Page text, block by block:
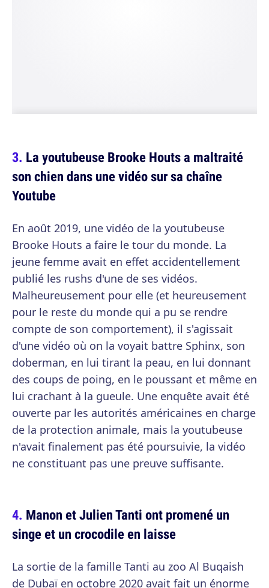
La youtubeuse Brooke Houts a maltraité
son chien dans une vidéo sur sa chaîne
Youtube
En août 2019, une vidéo de la youtubeuse
Brooke Houts a faire le tour du monde. La
jeune femme avait en effet accidentellement
publié les rushs d'une de ses vidéos.
Malheureusement pour elle (et heureusement
pour le reste du monde qui a pu se rendre
compte de son comportement), il s'agissait
d'une vidéo où on la voyait battre Sphinx, son
doberman, en lui tirant la peau, en lui donnant
des coups de poing, en le poussant et même en
lui crachant à la gueule. Une enquête avait été
ouverte par les autorités américaines en charge
de la protection animale, mais la youtubeuse
n'avait finalement pas été poursuivie, la vidéo
ne constituant pas une preuve suffisante.
Manon et Julien Tanti ont promené un
singe et un crocodile en laisse
La sortie de la famille Tanti au zoo Al Buqaish
de Dubaï en octobre 2020 avait fait un énorme